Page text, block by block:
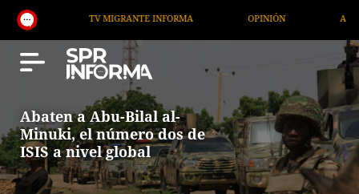
TV MIGRANTE INFORMA ARTÍCULOS
Abaten a Abu-Bilal al-
Minuki, el número dos de
ISIS a nivel global